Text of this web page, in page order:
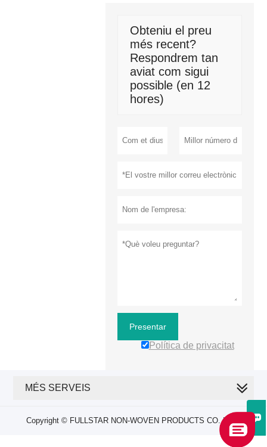

Obteniu el preu
més recent?
Respondrem tan
aviat com sigui
possible (en 12
hores)
Presentar
Política de privacitat
MÉS SERVEIS
Copyright © FULLSTAR NON-WOVEN PRODUCTS CO.,LTD..